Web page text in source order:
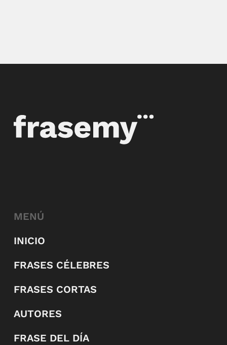
MENÚ
INICIO
FRASES CÉLEBRES
FRASES CORTAS
AUTORES
FRASE DEL DÍA